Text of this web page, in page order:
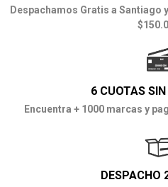
Despachamos Gratis a Santiago
6 CUOTAS
Encuentra + 1000 marcas y
DESPACHO